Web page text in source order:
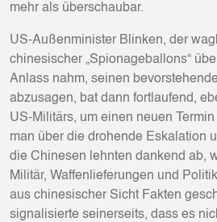
mehr als überschaubar.
US-Außenminister Blinken, der
chinesischer „Spionageballons“
Anlass nahm, seinen
abzusagen, bat dann fortlaufend,
US-Militärs, um einen neuen
man über die drohende Eskalation
die Chinesen lehnten dankend ab,
Militär, Waffenlieferungen und
aus chinesischer Sicht Fakten
signalisierte seinerseits, dass es